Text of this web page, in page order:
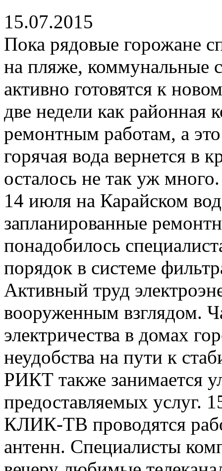
15.07.2015
Пока рядовые горожане
на пляже, коммунальные
активно готовятся к
две недели как районная
ремонтным работам, а
горячая вода вернется в
осталось не так уж много.
14 июля на Карайском
запланированные
понадобилось
порядок в системе
Активный труд
вооруженным взглядом.
электричества в домах
неудобства на пути к
РИКТ также занимается
предоставляемых услуг.
КЛИК-ТВ проводятся
антенн. Специалисты